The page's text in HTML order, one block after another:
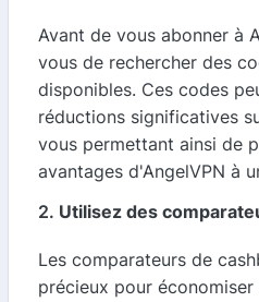
Avant de vous abonner à
vous de rechercher des
disponibles. Ces codes
réductions significatives
vous permettant ainsi de
avantages d'AngelVPN à
2. Utilisez des
Les comparateurs de
précieux pour économiser